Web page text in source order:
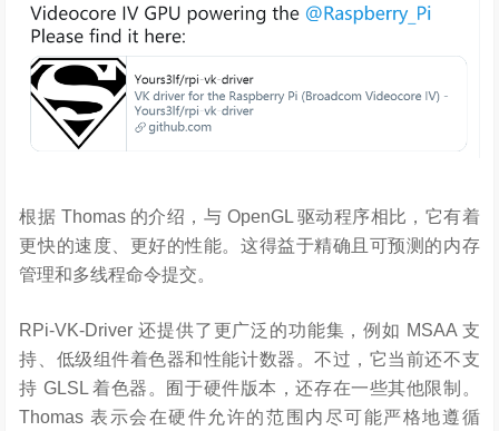
根据 Thomas 的介绍，与 OpenGL 驱动程序相比，它有着
更快的速度、更好的性能。这得益于精确且可预测的内存
管理和多线程命令提交。
RPi-VK-Driver 还提供了更广泛的功能集，例如 MSAA 支
持、低级组件着色器和性能计数器。不过，它当前还不支
持 GLSL 着色器。囿于硬件版本，还存在一些其他限制。
Thomas 表示会在硬件允许的范围内尽可能严格地遵循